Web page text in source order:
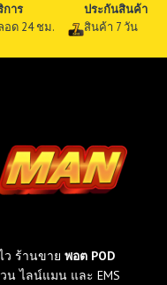
การ
อด 24 ชม.
ประกันสินค้า
สินค้า 7 วัน
ร้านขาย พอต POD
น ไลน์แมน และ EMS